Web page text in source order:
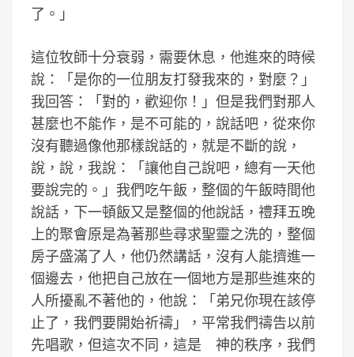
了。」
這位牧師十分衰弱，需要休息，他進來的時候
說：「是你的一位朋友打發我來的，對麼？」
我回答：「對的，歡迎你！」但是我們對那人
甚麼也不能作，是不可能的，說話吧，從來你
沒有聽過像他那樣說話的，就是不斷的說，
說，說，我說：「讓他自己說吧，總有一天他
要說完的。」我們吃午飯，整個的午飯時間他
說話，下一頓飯又是整個的他說話，禮拜五晚
上的聚會原是為著那些尋求聖靈之洗的，整個
房子盛滿了人，他仍然講話，沒有人能擠進一
個邊去，他把自己放在一個地方是那些進來的
人所擾亂不著他的，他說：「弟兄你現在該停
止了，我們要開始祈禱」，平常我們禱告以前
先唱歌，但這次不同，這是 神的秩序，我們